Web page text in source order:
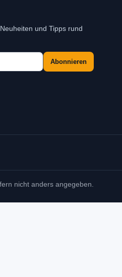
und Tipps rund
Abonnieren
nicht anders angegeben.